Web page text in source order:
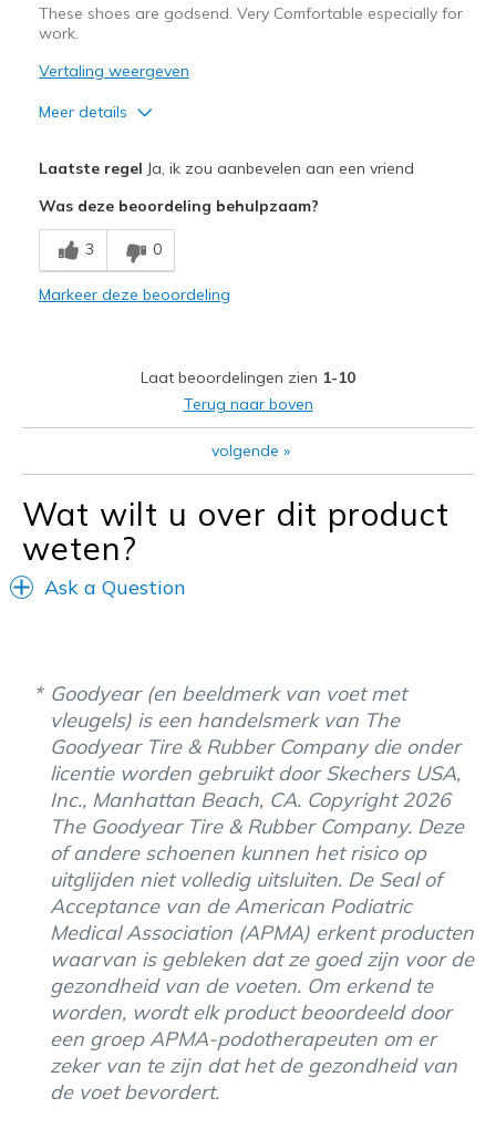
These shoes are godsend. Very Comfortable especially for
work.
Vertaling weergeven
Meer details
Breathe Well
Comfortable
Beste toepassingen
Casual Wear
Going Out
Special Occasions
Travel
Laatste regel Ja, ik zou aanbevelen aan een vriend
Was deze beoordeling behulpzaam?
3 0
Markeer deze beoordeling
Laat beoordelingen zien 1-10
Terug naar boven
volgende »
Wat wilt u over dit product
weten?
Ask a Question
Goodyear (en beeldmerk van voet met
vleugels) is een handelsmerk van The
Goodyear Tire & Rubber Company die onder
licentie worden gebruikt door Skechers USA,
Inc., Manhattan Beach, CA. Copyright 2026
The Goodyear Tire & Rubber Company. Deze
of andere schoenen kunnen het risico op
uitglijden niet volledig uitsluiten. De Seal of
Acceptance van de American Podiatric
Medical Association (APMA) erkent producten
waarvan is gebleken dat ze goed zijn voor de
gezondheid van de voeten. Om erkend te
worden, wordt elk product beoordeeld door
een groep APMA-podotherapeuten om er
zeker van te zijn dat het de gezondheid van
de voet bevordert.